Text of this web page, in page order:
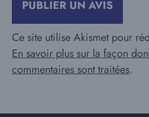
Ce site utilise Akismet pour
En savoir plus sur la façon
commentaires sont traitées.